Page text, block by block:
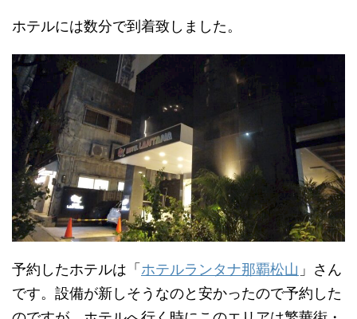
ホテルには数分で到着致しました。
予約したホテルは「 ホテルランタナ那覇松山 」さん
です。設備が新しそうなのと安かったので予約した